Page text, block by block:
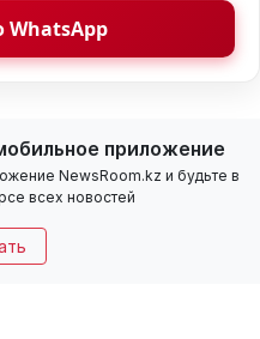
WhatsApp
приложение
NewsRoom.kz и будьте в
всех новостей